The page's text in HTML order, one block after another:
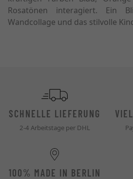
Rosatönen interagiert. Ein
Wandcollage und das stilvolle
SCHNELLE LIEFERUNG
2-4 Arbeitstage per DHL
100% MADE IN BERLIN